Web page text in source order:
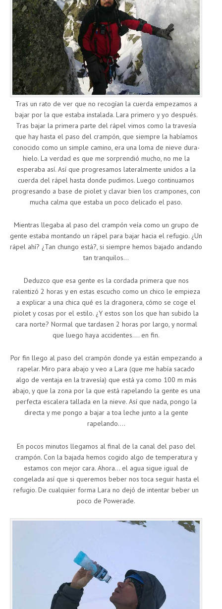
Tras un rato de ver que no recogían la cuerda empezamos a
bajar por la que estaba instalada. Lara primero y yo después.
Tras bajar la primera parte del rápel vimos como la travesía
que hay hasta el paso del crampón, que siempre la habíamos
conocido como un simple camino, era una loma de nieve dura-
hielo. La verdad es que me sorprendió mucho, no me la
esperaba así. Así que progresamos lateralmente unidos a la
cuerda del rápel hasta donde pudimos. Luego continuamos
progresando a base de piolet y clavar bien los crampones, con
mucha calma que estaba un poco delicado el paso.
Mientras llegaba al paso del crampón veía como un grupo de
gente estaba montando un rápel para bajar hacia el refugio. ¿Un
rápel ahí? ¿Tan chungo está?, si siempre hemos bajado andando
tan tranquilos…
Deduzco que esa gente es la cordada primera que nos
ralentizó 2 horas y en estas escucho como un chico le empieza
a explicar a una chica qué es la dragonera, cómo se coge el
piolet y cosas por el estilo. ¿Y estos son los que han subido la
cara norte? Normal que tardasen 2 horas por largo, y normal
que luego haya accidentes…. en fin.
Por fin llego al paso del crampón donde ya están empezando a
rapelar. Miro para abajo y veo a Lara (que me había sacado
algo de ventaja en la travesía) que está ya como 100 m más
abajo, y que la zona por la que está rapelando la gente es una
perfecta escalera tallada en la nieve. Así que nada, pongo la
directa y me pongo a bajar a toa leche junto a la gente
rapelando….
En pocos minutos llegamos al final de la canal del paso del
crampón. Con la bajada hemos cogido algo de temperatura y
estamos con mejor cara. Ahora… el agua sigue igual de
congelada así que si queremos beber nos toca seguir hasta el
refugio. De cualquier forma Lara no dejó de intentar beber un
poco de Powerade.